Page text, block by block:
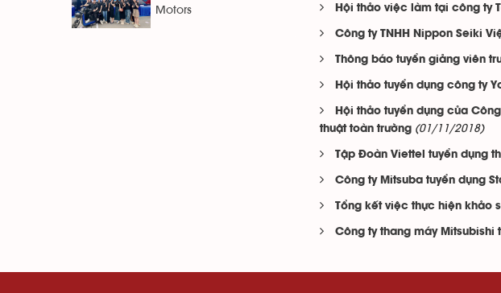
Hội thảo việc làm tại công ty
Công ty TNHH Nippon Seiki
Thông báo tuyển giảng viên
Hội thảo tuyển dụng công ty
Hội thảo tuyển dụng của
thuật toàn trường (01/11/2018)
Tập Đoàn Viettel tuyển dụng
Công ty Mitsuba tuyển dụng
Tổng kết việc thực hiện khảo
Công ty thang máy Mitsubishi
Motors